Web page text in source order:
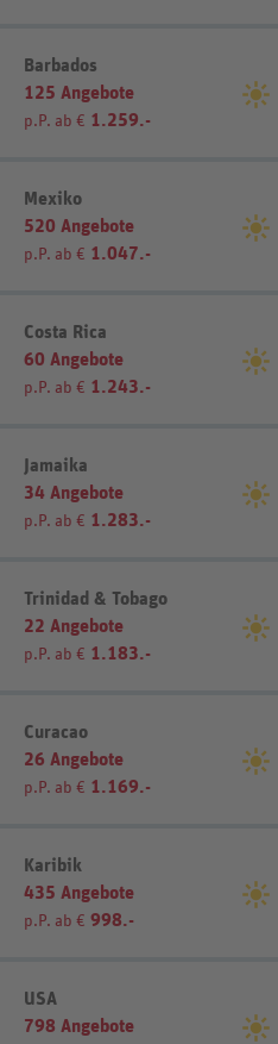
Region wählen:
Halbinsel Samana (12)
Ostküste (100)
Barbados
125 Angebote
p.P. ab € 1.259.-
Region wählen:
Bridgetown (12)
Christ Church (20)
Mexiko
520 Angebote
p.P. ab € 1.047.-
Region wählen:
Akumal (3)
Cabo San Lucas (11)
Playa del Carmen (50)
Puerto Morelos (5)
Costa Rica
60 Angebote
p.P. ab € 1.243.-
Jamaika
34 Angebote
p.P. ab € 1.283.-
Trinidad & Tobago
22 Angebote
p.P. ab € 1.183.-
Curacao
26 Angebote
p.P. ab € 1.169.-
Karibik
435 Angebote
p.P. ab € 998.-
USA
798 Angebote